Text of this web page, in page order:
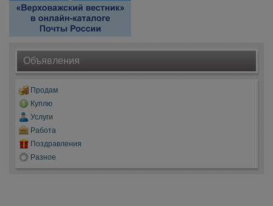
Объявления
Продам
Куплю
Услуги
Работа
Поздравления
Разное